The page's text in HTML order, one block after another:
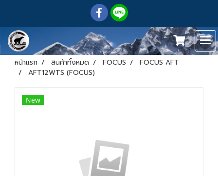
หน้าแรก สินค้าทั้งหมด FOCUS
FOCUS AFT
AFT12WTS (FOCUS)
New